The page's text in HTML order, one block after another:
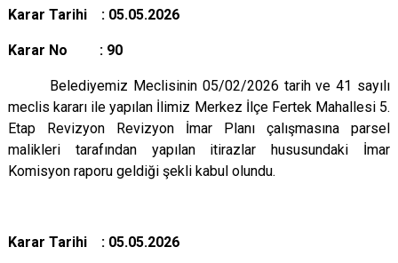
Karar Tarihi : 05.05.2026
Karar No : 90
Belediyemiz Meclisinin 05/02/2026 tarih ve 41 sayılı
meclis kararı ile yapılan İlimiz Merkez İlçe Fertek Mahallesi 5.
Etap Revizyon Revizyon İmar Planı çalışmasına parsel
malikleri tarafından yapılan itirazlar hususundaki İmar
Komisyon raporu geldiği şekli kabul olundu.
Karar Tarihi : 05.05.2026